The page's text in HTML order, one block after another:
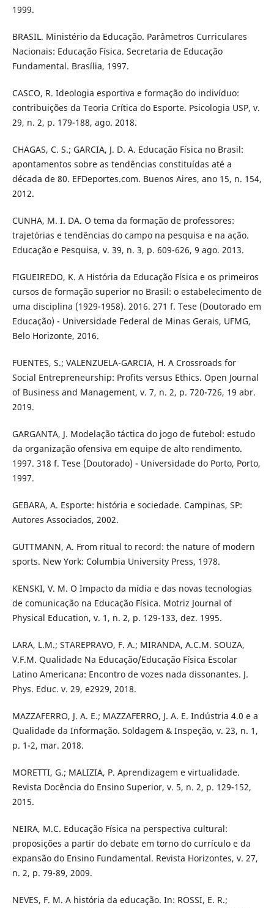
1999.
BRASIL. Ministério da Educação. Parâmetros Curriculares
Nacionais: Educação Física. Secretaria de Educação
Fundamental. Brasília, 1997.
CASCO, R. Ideologia esportiva e formação do indivíduo:
contribuições da Teoria Crítica do Esporte. Psicologia USP, v.
29, n. 2, p. 179-188, ago. 2018.
CHAGAS, C. S.; GARCIA, J. D. A. Educação Física no Brasil:
apontamentos sobre as tendências constituídas até a
década de 80. EFDeportes.com. Buenos Aires, ano 15, n. 154,
2012.
CUNHA, M. I. DA. O tema da formação de professores:
trajetórias e tendências do campo na pesquisa e na ação.
Educação e Pesquisa, v. 39, n. 3, p. 609-626, 9 ago. 2013.
FIGUEIREDO, K. A História da Educação Física e os primeiros
cursos de formação superior no Brasil: o estabelecimento de
uma disciplina (1929-1958). 2016. 271 f. Tese (Doutorado em
Educação) - Universidade Federal de Minas Gerais, UFMG,
Belo Horizonte, 2016.
FUENTES, S.; VALENZUELA-GARCIA, H. A Crossroads for
Social Entrepreneurship: Profits versus Ethics. Open Journal
of Business and Management, v. 7, n. 2, p. 720-726, 19 abr.
2019.
GARGANTA, J. Modelação táctica do jogo de futebol: estudo
da organização ofensiva em equipe de alto rendimento.
1997. 318 f. Tese (Doutorado) - Universidade do Porto, Porto,
1997.
GEBARA, A. Esporte: história e sociedade. Campinas, SP:
Autores Associados, 2002.
GUTTMANN, A. From ritual to record: the nature of modern
sports. New York: Columbia University Press, 1978.
KENSKI, V. M. O Impacto da mídia e das novas tecnologias
de comunicação na Educação Física. Motriz Journal of
Physical Education, v. 1, n. 2, p. 129-133, dez. 1995.
LARA, L.M.; STAREPRAVO, F. A.; MIRANDA, A.C.M. SOUZA,
V.F.M. Qualidade Na Educação/Educação Física Escolar
Latino Americana: Encontro de vozes nada dissonantes. J.
Phys. Educ. v. 29, e2929, 2018.
MAZZAFERRO, J. A. E.; MAZZAFERRO, J. A. E. Indústria 4.0 e a
Qualidade da Informação. Soldagem & Inspeção, v. 23, n. 1,
p. 1-2, mar. 2018.
MORETTI, G.; MALIZIA, P. Aprendizagem e virtualidade.
Revista Docência do Ensino Superior, v. 5, n. 2, p. 129-152,
2015.
NEIRA, M.C. Educação Física na perspectiva cultural:
proposições a partir do debate em torno do currículo e da
expansão do Ensino Fundamental. Revista Horizontes, v. 27,
n. 2, p. 79-89, 2009.
NEVES, F. M. A história da educação. In: ROSSI, E. R.;